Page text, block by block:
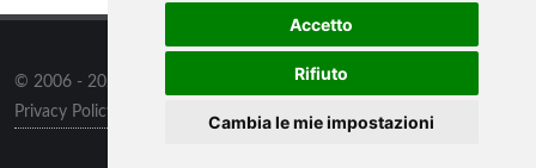
Accetto
Rifiuto
Cambia le mie impostazioni
© 2006 - 2026
all rights reserved.
Privacy Policy
Preferenze sui Cookies